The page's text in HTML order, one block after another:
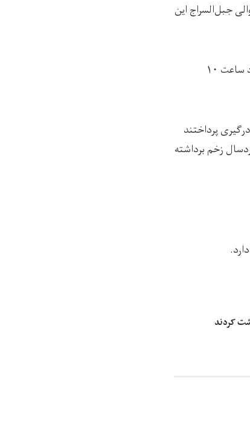
جبل‌السراج این
سلیم نوری، سخنگوی فرماندهی پولیس پروان در صحبت با رسانه‌ها گفته است که این رویداد ساعت ۱۰
پرداختند
زخم برداشته
کردند